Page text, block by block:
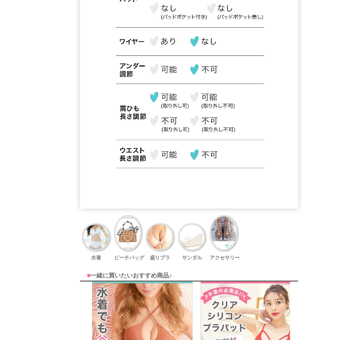
水着 ビーチバッグ 盛りブラ サンダル アクセサリー
■一緒に買いたいおすすめ商品♪